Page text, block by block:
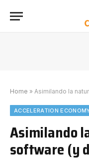
Home » Asimilando la
ACCELERATION
Asimilando
software (y